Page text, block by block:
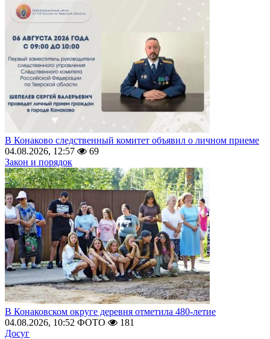
В Конаково следственный комитет объявил о личном приеме
04.08.2026, 12:57
69
Закон и порядок
В Конаковском округе деревня отметила 480-летие
04.08.2026, 10:52 ФОТО
181
Досуг